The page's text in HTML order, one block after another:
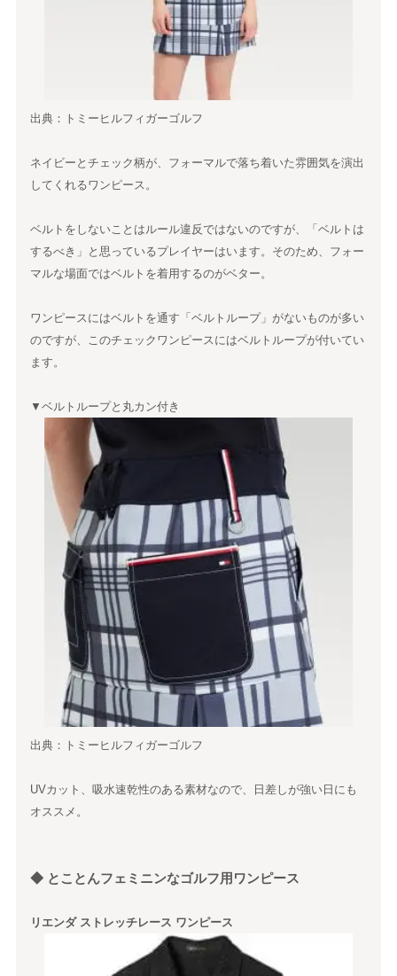
出典：トミーヒルフィガーゴルフ
ネイビーとチェック柄が、フォーマルで落ち着いた雰囲気を演出
してくれるワンピース。
ベルトをしないことはルール違反ではないのですが、「ベルトは
するべき」と思っているプレイヤーはいます。そのため、フォー
マルな場面ではベルトを着用するのがベター。
ワンピースにはベルトを通す「ベルトループ」がないものが多い
のですが、このチェックワンピースにはベルトループが付いてい
ます。
▼ベルトループと丸カン付き
出典：トミーヒルフィガーゴルフ
UVカット、吸水速乾性のある素材なので、日差しが強い日にも
オススメ。
◆ とことんフェミニンなゴルフ用ワンピース
リエンダ ストレッチレース ワンピース